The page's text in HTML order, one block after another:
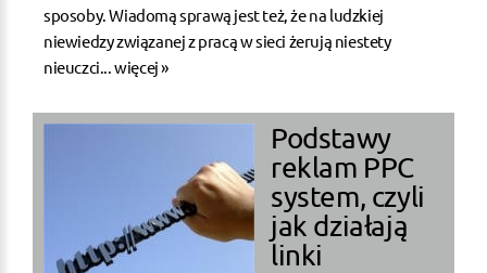
sposoby. Wiadomą sprawą jest też, że na ludzkiej
niewiedzy związanej z pracą w sieci żerują niestety
nieuczci...więcej »
Podstawy
reklam PPC
system, czyli
jak działają
linki